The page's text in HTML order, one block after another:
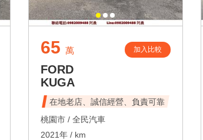
65 萬 加入比較
FORD
KUGA
在地老店、誠信經營、負責可靠
桃園市 / 全民汽車
2021年 / km